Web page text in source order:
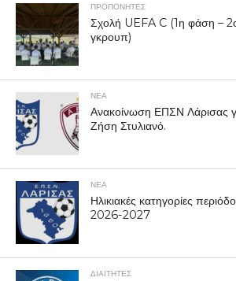
ΠΡΟΠΟΝΗΤΈΣ
Σχολή UEFA C (1η φάση –
γκρουπ)
ΝΕΑ
Ανακοίνωση ΕΠΣΝ Λάρισας
Ζήση Στυλιανό.
ΝΕΑ
Ηλικιακές κατηγορίες
2026-2027
ΔΙΑΙΤΗΤΕΣ